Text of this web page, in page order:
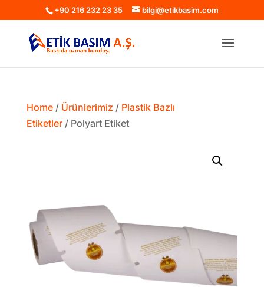
+90 216 232 23 35 bilgi@etikbasim.com
Home/ Ürünlerimiz / Plastik Bazlı
Etiketler/ Polyart Etiket